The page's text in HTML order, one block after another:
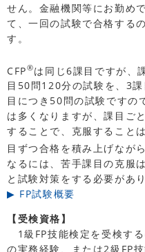
せん。金融機関等にお勤め
て、一回の試験で合格する
す。
CFP®は同じ6課目ですが、
目50問120分の試験を、3
目につき50問の試験ですの
は多くなりますが、課目ご
することで、克服すること
目ずつ合格を積み上げなが
なるには、苦手課目の克服
と試験対策をする必要があり
▶ FP試験概要
【受検資格】
1級FP技能検定を受検す
の実務経験、または2級FP